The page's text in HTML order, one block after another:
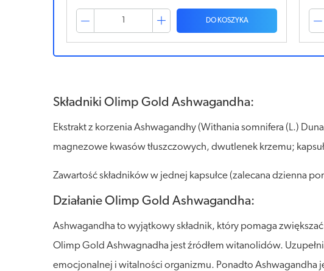
DO KOSZYKA
Składniki Olimp Gold Ashwagandha:
Ekstrakt z korzenia Ashwagandhy (Withania somnifera (L.)
magnezowe kwasów tłuszczowych, dwutlenek krzemu;
Zawartość składników w jednej kapsułce (zalecana dzienna
Działanie Olimp Gold Ashwagandha:
Ashwagandha to wyjątkowy składnik, który pomaga
Olimp Gold Ashwagnadha jest źródłem witanolidów.
emocjonalnej i witalności organizmu. Ponadto